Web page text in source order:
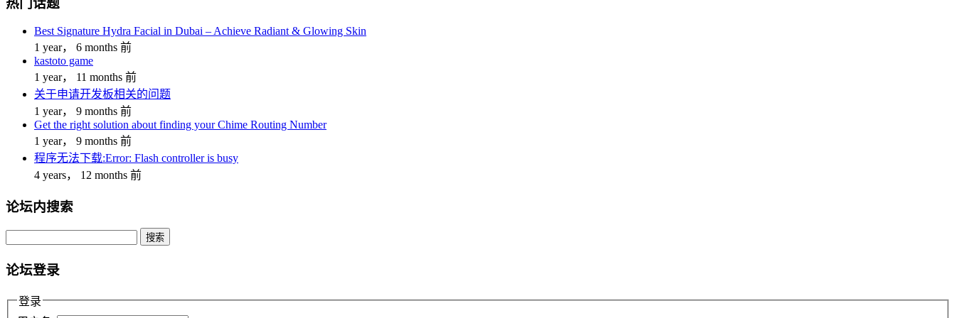
热门话题
Best Signature Hydra Facial in Dubai – Achieve Radiant & Glowing Skin
1 year， 6 months 前
kastoto game
1 year， 11 months 前
关于申请开发板相关的问题
1 year， 9 months 前
Get the right solution about finding your Chime Routing Number
1 year， 9 months 前
程序无法下载:Error: Flash controller is busy
4 years， 12 months 前
论坛内搜索
论坛登录
登录